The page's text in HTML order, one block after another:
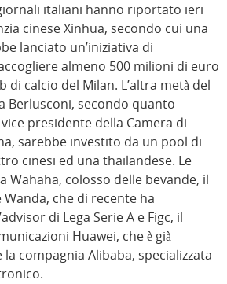
italiani hanno riportato ieri
cinese Xinhua, secondo cui una
lanciato un’iniziativa di
almeno 500 milioni di euro
di calcio del Milan. L’altra metà del
Berlusconi, secondo quanto
presidente della Camera di
sarebbe investito da un pool di
cinesi ed una thailandese. Le
Wahaha, colosso delle bevande, il
che di recente ha
di Lega Serie A e Figc, il
Huawei, che è già
compagnia Alibaba, specializzata